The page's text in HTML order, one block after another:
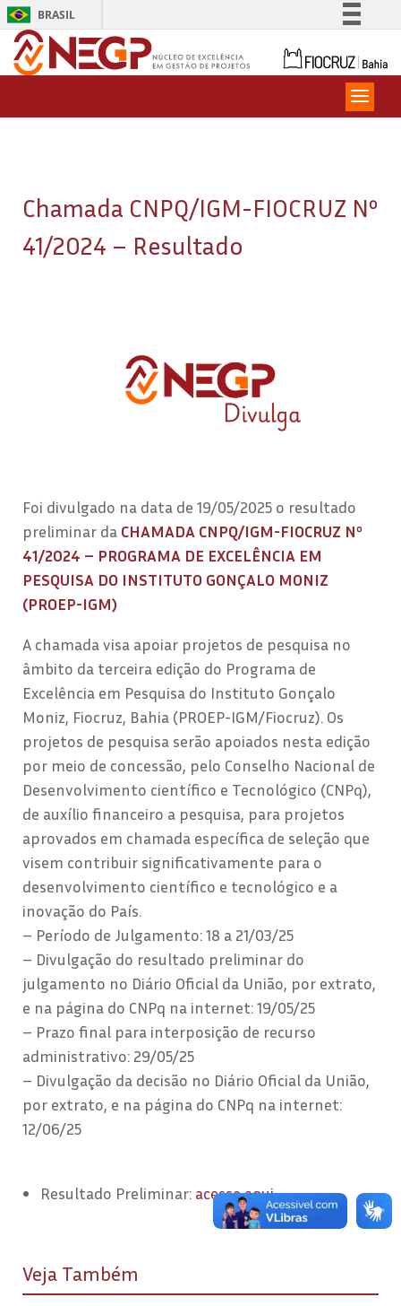
BRASIL
Comunica BR
Chamada CNPQ/IGM-FIOCRUZ Nº
41/2024 – Resultado
Foi divulgado na data de 19/05/2025 o resultado
preliminar da CHAMADA CNPQ/IGM-FIOCRUZ Nº
41/2024 – PROGRAMA DE EXCELÊNCIA EM
PESQUISA DO INSTITUTO GONÇALO MONIZ
(PROEP-IGM)
A chamada visa apoiar projetos de pesquisa no
âmbito da terceira edição do Programa de
Excelência em Pesquisa do Instituto Gonçalo
Moniz, Fiocruz, Bahia (PROEP-IGM/Fiocruz). Os
projetos de pesquisa serão apoiados nesta edição
por meio de concessão, pelo Conselho Nacional de
Desenvolvimento científico e Tecnológico (CNPq),
de auxílio financeiro a pesquisa, para projetos
aprovados em chamada específica de seleção que
visem contribuir significativamente para o
desenvolvimento científico e tecnológico e a
inovação do País.
– Período de Julgamento: 18 a 21/03/25
– Divulgação do resultado preliminar do
julgamento no Diário Oficial da União, por extrato,
e na página do CNPq na internet: 19/05/25
– Prazo final para interposição de recurso
administrativo: 29/05/25
– Divulgação da decisão no Diário Oficial da União,
por extrato, e na página do CNPq na internet:
12/06/25
Resultado Preliminar: acesse aqui.
Veja Também